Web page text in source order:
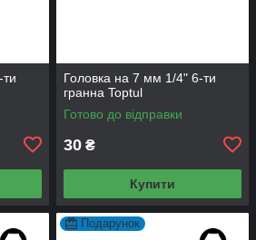
Головка на 7 мм 1/4" 6-ти
гранна Toptul
Готово до відправки
30 ₴
Купити
Подарунок